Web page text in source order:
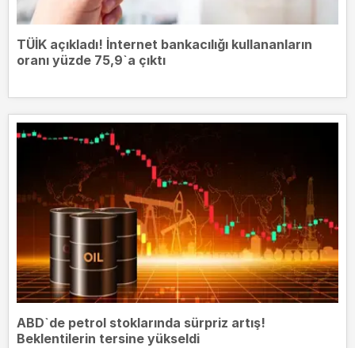
TÜİK açıkladı! İnternet bankacılığı kullananların
oranı yüzde 75,9`a çıktı
ABD`de petrol stoklarında sürpriz artış!
Beklentilerin tersine yükseldi